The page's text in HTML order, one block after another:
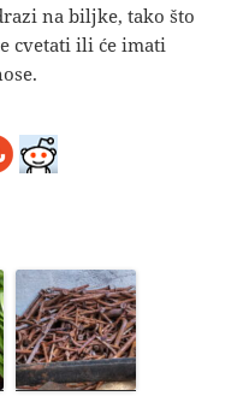
na biljke, tako što
cvetati ili će imati